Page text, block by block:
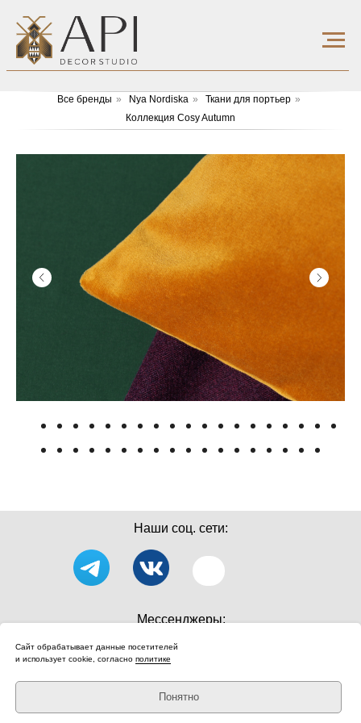
Все бренды » Nya Nordiska » Ткани для портьер »
Коллекция Cosy Autumn
Сайт обрабатывает данные посетителей
и использует cookie, согласно политике
Понятно
Наши соц. сети:
Мессенджеры:
Политика конфиденциальности